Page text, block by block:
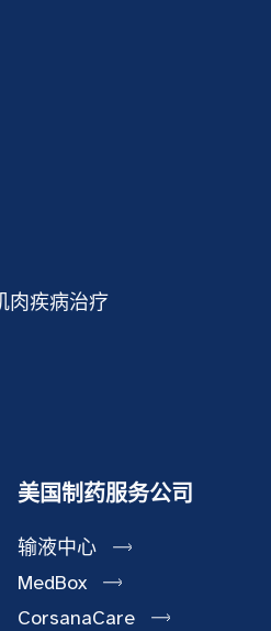
肉疾病治疗
美国制药服务公司
输液中心
MedBox
CorsanaCare